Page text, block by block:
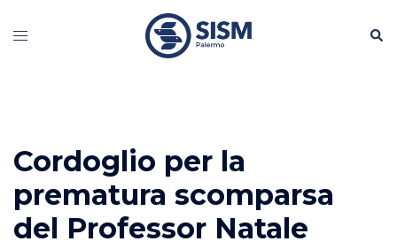
Mostra/Nascondi
Cordoglio per la
prematura scomparsa
del Professor Natale